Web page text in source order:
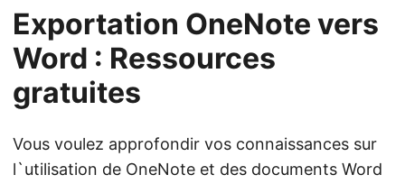
Exportation OneNote vers
Word : Ressources
gratuites
Vous voulez approfondir vos connaissances sur
l`utilisation de OneNote et des documents Word